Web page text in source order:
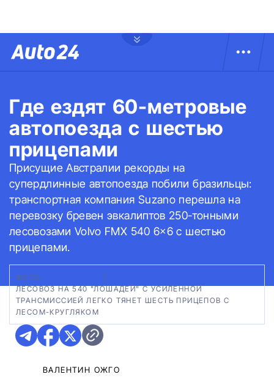
Где ездят 60-метровые
автопоезда с шестью
прицепами
Присущие Австралии рекорды на
супердлинные автопоезда побили бразильцы:
транспортная компания Suzano перешла на
перевозку бревен эвкалиптов 250-тонными
лесовозами Volvo FMX 540 6×6 с шестью
прицепами.
ФОТО:
ЛЕСОВОЗ НА 540 "ЛОШАДЕЙ" С УСИЛЕННОЙ
ТРАНСМИССИЕЙ ЛЕГКО ТЯНЕТ ШЕСТЬ ПРИЦЕПОВ С
ЛЕСОМ-КРУГЛЯКОМ
ВАЛЕНТИН ОЖГО